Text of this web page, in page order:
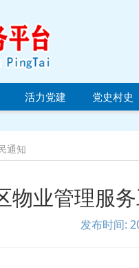
活力党建 党史村史
通知
物业管理服
发布时间: